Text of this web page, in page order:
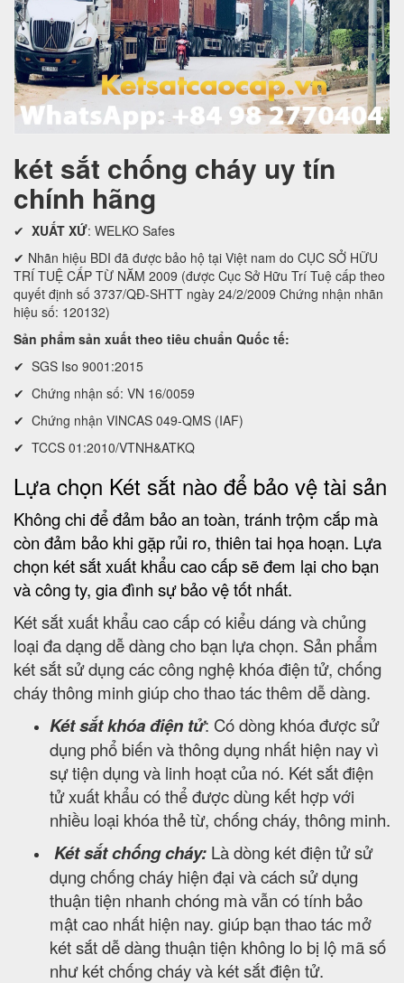
két sắt chống cháy uy tín
chính hãng
✔ XUẤT XỨ: WELKO Safes
✔ Nhãn hiệu BDI đã được bảo hộ tại Việt nam do CỤC SỞ HỮU
TRÍ TUỆ CẤP TỪ NĂM 2009 (được Cục Sở Hữu Trí Tuệ cấp theo
quyết định số 3737/QĐ-SHTT ngày 24/2/2009 Chứng nhận nhãn
hiệu số: 120132)
Sản phẩm sản xuất theo tiêu chuẩn Quốc tế:
✔ SGS Iso 9001:2015
✔ Chứng nhận số: VN 16/0059
✔ Chứng nhận VINCAS 049-QMS (IAF)
✔ TCCS 01:2010/VTNH&ATKQ
Lựa chọn Két sắt nào để bảo vệ tài sản
Không chi để đảm bảo an toàn, tránh trộm cắp mà
còn đảm bảo khi gặp rủi ro, thiên tai họa hoạn. Lựa
chọn két sắt xuất khẩu cao cấp sẽ đem lại cho bạn
và công ty, gia đình sự bảo vệ tốt nhất.
Két sắt xuất khẩu cao cấp có kiểu dáng và chủng
loại đa dạng dễ dàng cho bạn lựa chọn. Sản phẩm
két sắt sử dụng các công nghệ khóa điện tử, chống
cháy thông minh giúp cho thao tác thêm dễ dàng.
Két sắt khóa điện tử: Có dòng khóa được sử
dụng phổ biến và thông dụng nhất hiện nay vì
sự tiện dụng và linh hoạt của nó. Két sắt điện
tử xuất khẩu có thể được dùng kết hợp với
nhiều loại khóa thẻ từ, chống cháy, thông minh.
Két sắt chống cháy: Là dòng két điện tử sử
dụng chống cháy hiện đại và cách sử dụng
thuận tiện nhanh chóng mà vẫn có tính bảo
mật cao nhất hiện nay. giúp bạn thao tác mở
két sắt dễ dàng thuận tiện không lo bị lộ mã số
như két chống cháy và két sắt điện tử.